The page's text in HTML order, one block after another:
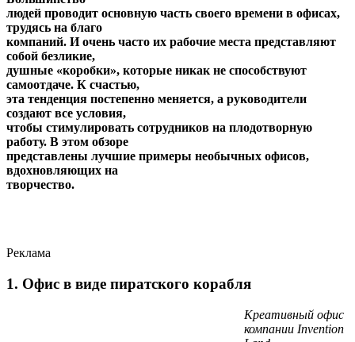
людей проводит основную часть своего времени в офисах,
трудясь на благо
компаний. И очень часто их рабочие места представляют
собой безликие,
душные «коробки», которые никак не способствуют
самоотдаче. К счастью,
эта тенденция постепенно меняется, а руководители
создают все условия,
чтобы стимулировать сотрудников на плодотворную
работу. В этом обзоре
представлены лучшие примеры необычных офисов,
вдохновляющих на
творчество.
Реклама
1. Офис в виде пиратского корабля
Креативный офис
компании Invention